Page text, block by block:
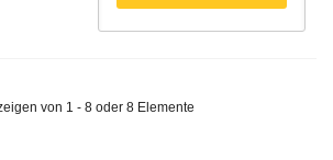
von 1 - 8 oder 8 Elemente